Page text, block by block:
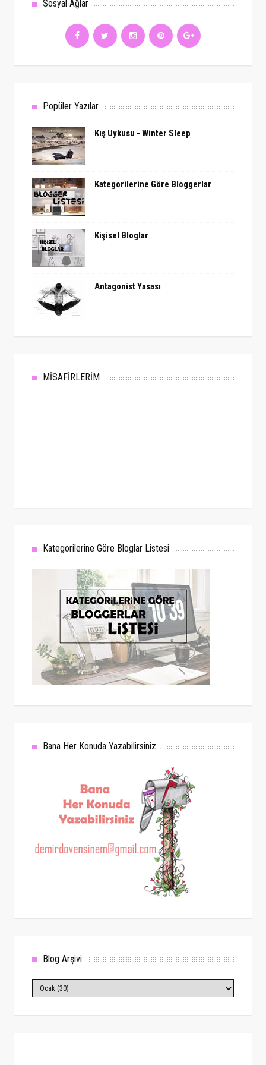
Sosyal Ağlar
Popüler Yazılar
Kış Uykusu - Winter Sleep
Kategorilerine Göre Bloggerlar
Kişisel Bloglar
Antagonist Yasası
MİSAFİRLERİM
Kategorilerine Göre Bloglar Listesi
Bana Her Konuda Yazabilirsiniz...
Blog Arşivi